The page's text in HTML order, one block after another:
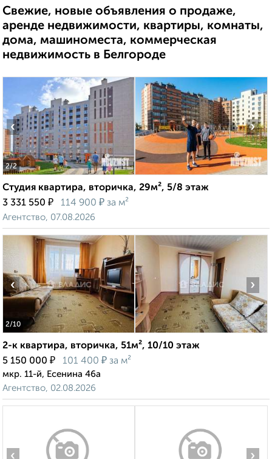
Свежие, новые объявления о продаже,
аренде недвижимости, квартиры, комнаты,
дома, машиноместа, коммерческая
недвижимость в Белгороде
2/2
‹ ›
Студия квартира, вторичка, 29м², 5/8 этаж
3 331 550 ₽ 114 900 ₽ за м²
Агентство, 07.08.2026
2/10
‹ ›
2-к квартира, вторичка, 51м², 10/10 этаж
5 150 000 ₽ 101 400 ₽ за м²
мкр. 11-й, Есенина 46а
Агентство, 02.08.2026
‹ ›